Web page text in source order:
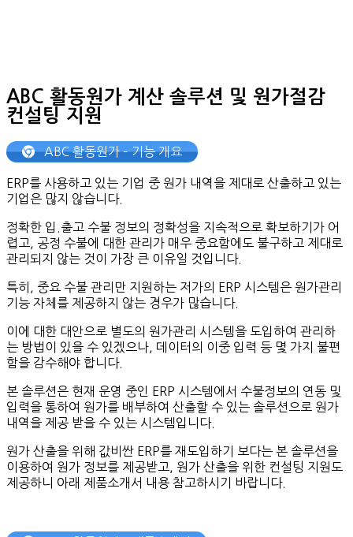
ABC 활동원가 계산 솔루션 및 원가절감
컨설팅 지원
ABC 활동원가 – 기능 개요
ERP를 사용하고 있는 기업 중 원가 내역을 제대로 산출하고 있는
기업은 많지 않습니다.
정확한 입.출고 수불 정보의 정확성을 지속적으로 확보하기가 어
렵고, 공정 수불에 대한 관리가 매우 중요함에도 불구하고 제대로
관리되지 않는 것이 가장 큰 이유일 것입니다.
특히, 중요 수불 관리만 지원하는 저가의 ERP 시스템은 원가관리
기능 자체를 제공하지 않는 경우가 많습니다.
이에 대한 대안으로 별도의 원가관리 시스템을 도입하여 관리하
는 방법이 있을 수 있겠으나, 데이터의 이중 입력 등 몇 가지 불편
함을 감수해야 합니다.
본 솔루션은 현재 운영 중인 ERP 시스템에서 수불정보의 연동 및
입력을 통하여 원가를 배부하여 산출할 수 있는 솔루션으로 원가
내역을 제공 받을 수 있는 시스템입니다.
원가 산출을 위해 값비싼 ERP를 재도입하기 보다는 본 솔루션을
이용하여 원가 정보를 제공받고, 원가 산출을 위한 컨설팅 지원도
제공하니 아래 제품소개서 내용 참고하시기 바랍니다.